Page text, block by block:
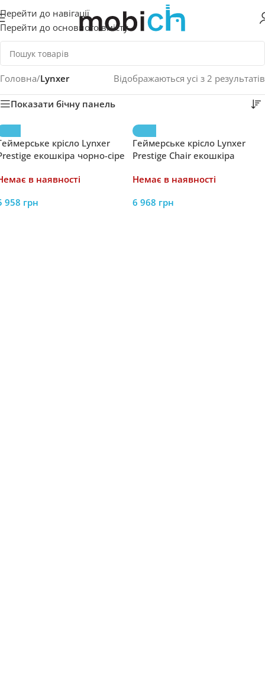
Перейти до навігації
Перейти до основного вмісту
Головна/Lynxer Відображаються усі з 2 результатів
Показати бічну панель
крісло Lynxer
екошкіра чорно-сіре
в наявності
958 грн
Геймерське крісло Lynxer
Prestige Chair екошкіра
Немає в наявності
6 968 грн